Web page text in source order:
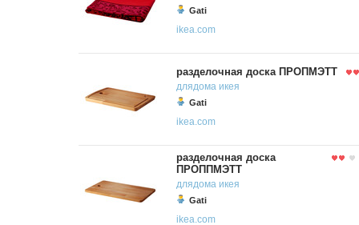
Gati
ikea.com
разделочная доска ПРОПМЭТТ
длядома икея
Gati
ikea.com
разделочная доска
ПРОППМЭТТ
длядома икея
Gati
ikea.com